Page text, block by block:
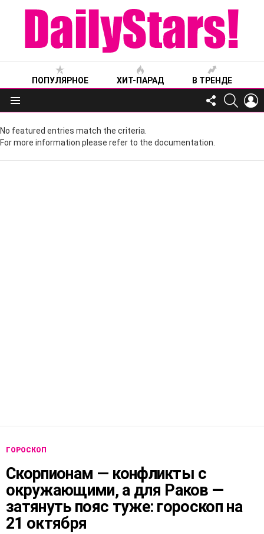
ПОПУЛЯРНОЕ ХИТ-ПАРАД В ТРЕНДЕ
Меню
FOLLOW
US
No featured entries match the criteria.
For more information please refer to the documentation.
ГОРОСКОП
Скорпионам — конфликты с
окружающими, а для Раков —
затянуть пояс туже: гороскоп на
21 октября